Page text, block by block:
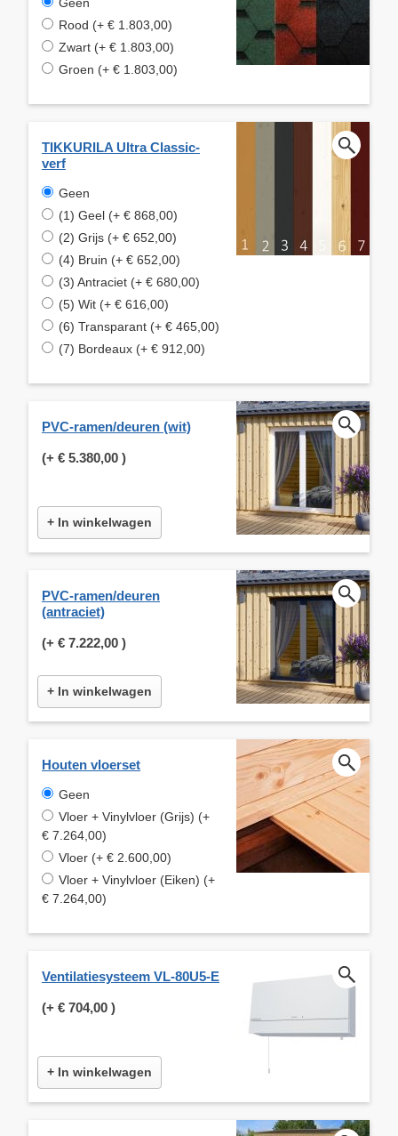
Rood (+ € 1.803,00)
Zwart (+ € 1.803,00)
Groen (+ € 1.803,00)
TIKKURILA Ultra Classic-
verf
Geen
(1) Geel (+ € 868,00)
(2) Grijs (+ € 652,00)
(4) Bruin (+ € 652,00)
(3) Antraciet (+ € 680,00)
(5) Wit (+ € 616,00)
(6) Transparant (+ € 465,00)
(7) Bordeaux (+ € 912,00)
PVC-ramen/deuren (wit)
(+ € 5.380,00 )
+ In winkelwagen
PVC-ramen/deuren
(antraciet)
(+ € 7.222,00 )
+ In winkelwagen
Houten vloerset
Geen
Vloer + Vinylvloer (Grijs) (+
€ 7.264,00)
Vloer (+ € 2.600,00)
Vloer + Vinylvloer (Eiken) (+
€ 7.264,00)
Ventilatiesysteem VL-80U5-E
(+ € 704,00 )
+ In winkelwagen